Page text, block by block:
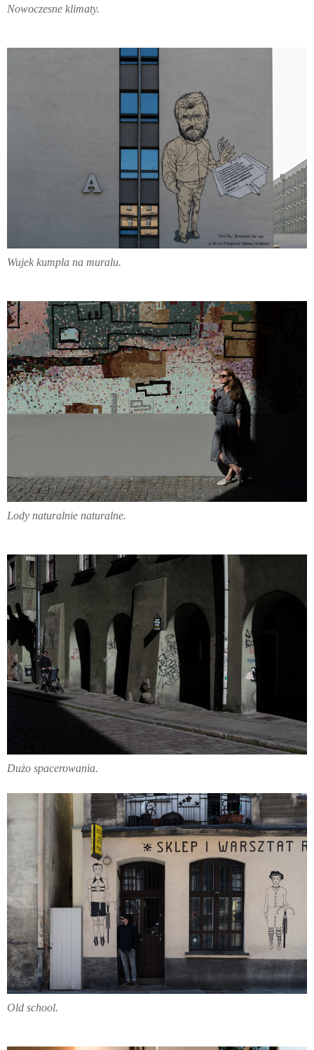
Nowoczesne klimaty.
Wujek kumpla na muralu.
Lody naturalnie naturalne.
Dużo spacerowania.
Old school.